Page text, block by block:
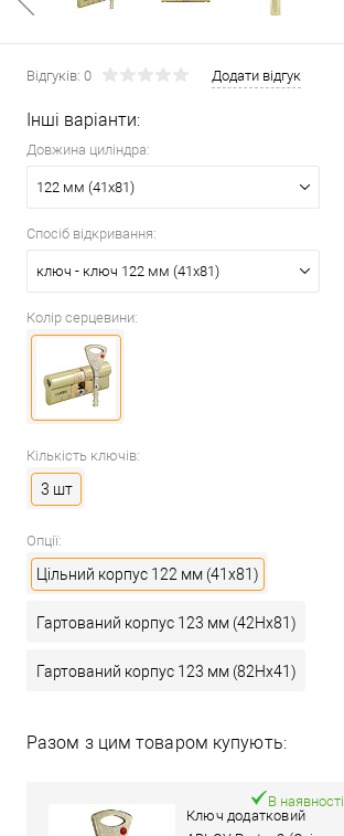
Відгуків: 0 Додати відгук
Інші варіанти:
Довжина циліндра:
122 мм (41x81)
Спосіб відкривання:
ключ - ключ 122 мм (41x81)
Колір серцевини:
Кількість ключів:
3 шт
Опції:
Цільний корпус 122 мм (41x81)
Гартований корпус 123 мм (42Hx81)
Гартований корпус 123 мм (82Hx41)
Разом з цим товаром купують:
Ключ додатковий
В наявності